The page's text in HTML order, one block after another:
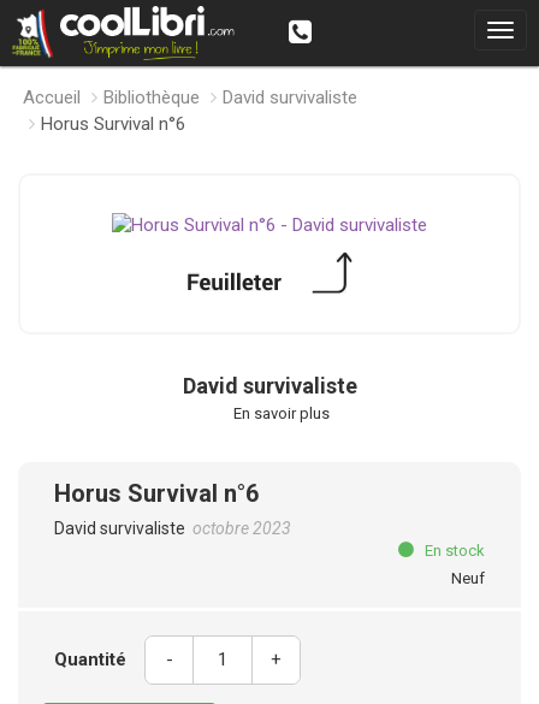
Accueil Bibliothèque
David survivaliste
Horus Survival n°6
David survivaliste
En savoir plus
Horus Survival n°6
David survivaliste octobre 2023
En stock
Neuf
Quantité - +